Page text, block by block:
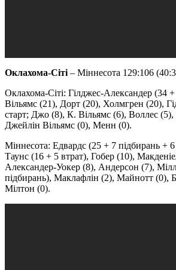
Оклахома-Сіті – Міннесота 129:106
Оклахома-Сіті: Гілджес-Александер (34
Вільямс (21), Дорт (20), Холмгрен (20),
старт; Джо (8), К. Вільямс (6), Воллес (5),
Джейлін Вільямс (0), Менн (0).
Міннесота: Едвардс (25 + 7 підбирань +
Таунс (16 + 5 втрат), Гобер (10),
Александер-Уокер (8), Андерсон (7),
підбирань), Маклафлін (2), Майнотт (0),
Мілтон (0).